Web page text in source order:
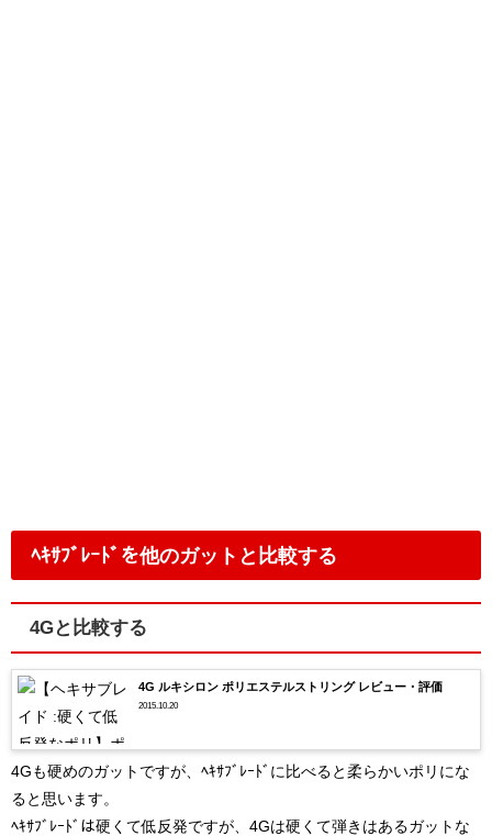
ﾍｷｻﾌﾞﾚｰﾄﾞを他のガットと比較する
4Gと比較する
4G ルキシロン ポリエステルストリング レビュー・評価
2015.10.20
4Gも硬めのガットですが、ﾍｷｻﾌﾞﾚｰﾄﾞに比べると柔らかいポリにな
ると思います。
ﾍｷｻﾌﾞﾚｰﾄﾞは硬くて低反発ですが、4Gは硬くて弾きはあるガットな